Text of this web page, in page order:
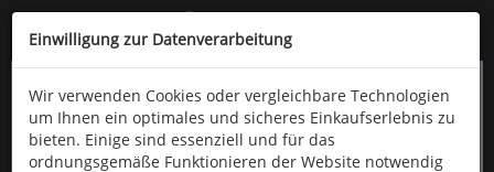
Kompletten Head der Seite überspringen
oder (06766) 9323-960
Einwilligung zur Datenverarbeitung
Wir verwenden Cookies oder vergleichbare Technologien
um Ihnen ein optimales und sicheres Einkaufserlebnis zu
bieten. Einige sind essenziell und für das
ordnungsgemäße Funktionieren der Website notwendig